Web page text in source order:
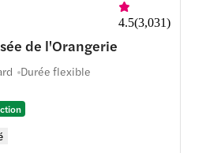
4.5(3,031)
de l'Orangerie
Durée flexible